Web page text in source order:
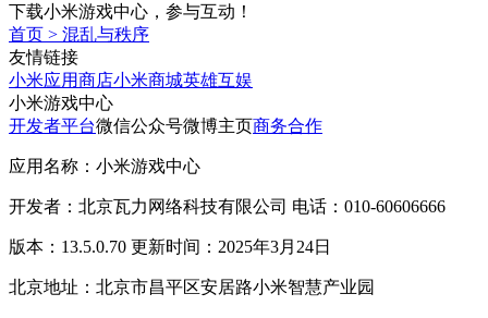
下载小米游戏中心，参与互动！
首页 > 混乱与秩序
友情链接
小米应用商店小米商城英雄互娱
小米游戏中心
开发者平台微信公众号微博主页商务合作
应用名称：小米游戏中心
开发者：北京瓦力网络科技有限公司 电话：010-60606666
版本：13.5.0.70 更新时间：2025年3月24日
北京地址：北京市昌平区安居路小米智慧产业园